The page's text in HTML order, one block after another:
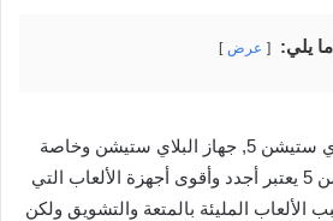
يلي: عرض
اكسسوارات وملحقات بلاي ستيشن 5, جهاز البلاي ستيشن وخاصة
الاصدار الجديد بلاي ستيشن 5 يعتبر أجدد وأقوى أجهزة الألعاب التي
الألعاب المليئة بالمتعة والتشويق ولكن